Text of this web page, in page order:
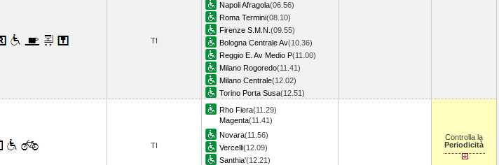
TI
Napoli Afragola(06.56)
Roma Termini(08.10)
Firenze S.M.N. (09.55)
Bologna Centrale Av(10.36)
Reggio E. Av Medio P(11.00)
Milano Rogoredo(11.41)
Milano Centrale(12.02)
Torino Porta Susa(12.51)
TI
Rho Fiera(11.29)
Magenta(11.41)
Novara(11.56)
Vercelli(12.09)
Santhia'(12.21)
Controlla la
Periodicità